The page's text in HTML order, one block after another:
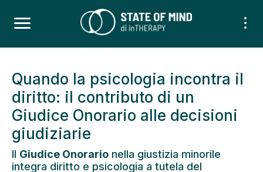
Quando la psicologia incontra il
diritto: il contributo di un
Giudice Onorario alle decisioni
giudiziarie
Il Giudice Onorario nella giustizia minorile
integra diritto e psicologia a tutela del